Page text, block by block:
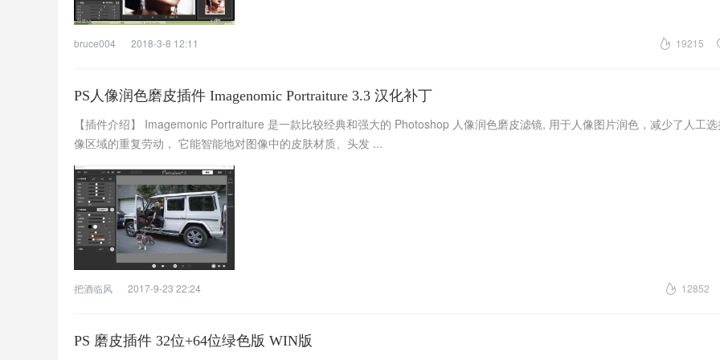
bruce004 2018-3-8 12:11 19215
PS人像润色磨皮插件 Imagenomic Portraiture 3.3 汉化补丁
【插件介绍】 Imagemonic Portraiture 是一款比较经典和强大的 Photoshop 人像润色磨皮滤镜, 用于人像图片润色，减少了人工选
像区域的重复劳动， 它能智能地对图像中的皮肤材质、头发 ...
把酒临风 2017-9-23 22:24 12852
PS 磨皮插件 32位+64位绿色版 WIN版